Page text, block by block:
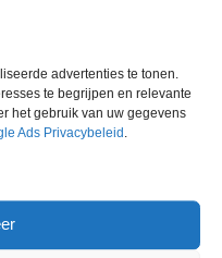
advertenties te tonen.
te begrijpen en relevante
het gebruik van uw gegevens
Ads Privacybeleid .